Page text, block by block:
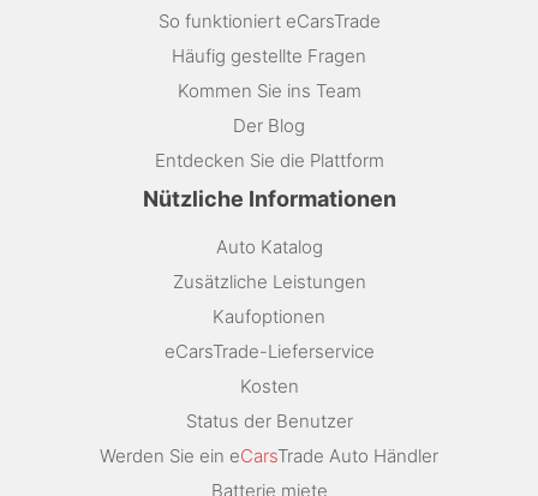
So funktioniert eCarsTrade
Häufig gestellte Fragen
Kommen Sie ins Team
Der Blog
Entdecken Sie die Plattform
Nützliche Informationen
Auto Katalog
Zusätzliche Leistungen
Kaufoptionen
eCarsTrade-Lieferservice
Kosten
Status der Benutzer
Werden Sie ein eCarsTrade Auto Händler
Batterie miete